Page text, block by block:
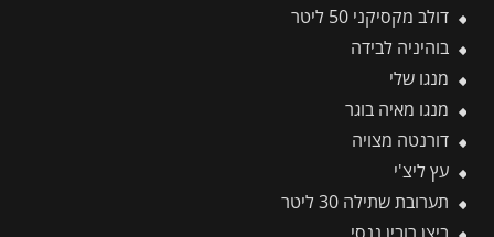
דולב מקסיקני 50 ליטר
בוהיניה לבידה
מנגו שלי
מנגו מאיה בוגר
דורנטה מצויה
עץ ליצ'י
תערובת שתילה 30 ליטר